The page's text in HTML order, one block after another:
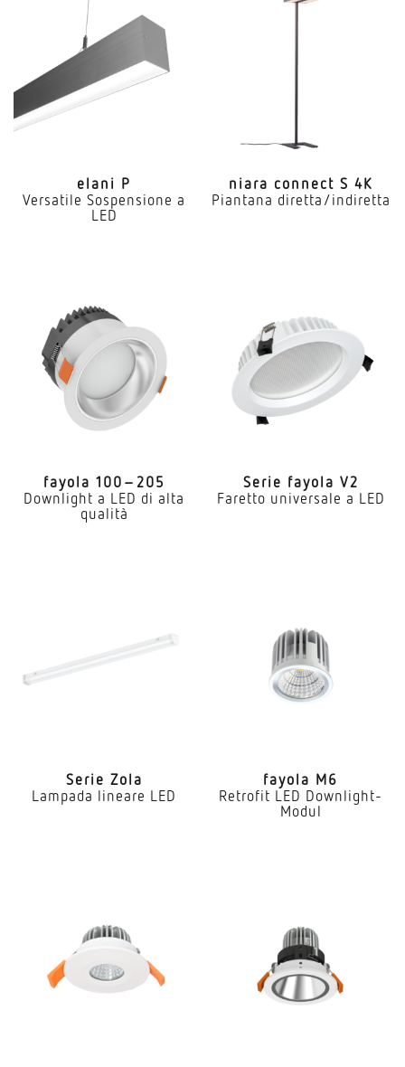
elani P
Versatile Sospensione a
LED
niara connect S 4K
Piantana diretta/indiretta
fayola 100–205
Downlight a LED di alta
qualità
Serie fayola V2
Faretto universale a LED
Serie Zola
Lampada lineare LED
fayola M6
Retrofit LED Downlight-
Modul